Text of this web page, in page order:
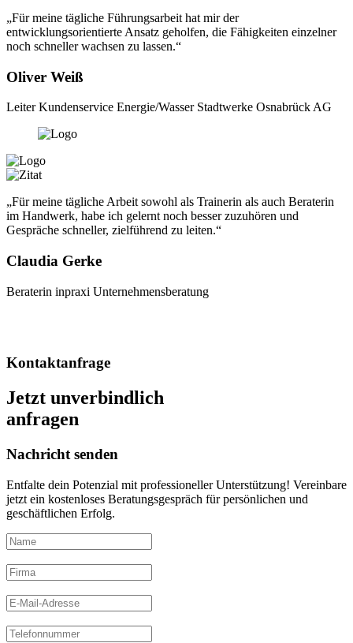
„Für meine tägliche Führungsarbeit hat mir der
entwicklungsorientierte Ansatz geholfen, die Fähigkeiten einzelner
noch schneller wachsen zu lassen.“
Oliver Weiß
Leiter Kundenservice Energie/Wasser Stadtwerke Osnabrück AG
„Für meine tägliche Arbeit sowohl als Trainerin als auch Beraterin
im Handwerk, habe ich gelernt noch besser zuzuhören und
Gespräche schneller, zielführend zu leiten.“
Claudia Gerke
Beraterin inpraxi Unternehmensberatung
Kontaktanfrage
Jetzt unverbindlich
anfragen
Nachricht senden
Entfalte dein Potenzial mit professioneller Unterstützung! Vereinbare
jetzt ein kostenloses Beratungsgespräch für persönlichen und
geschäftlichen Erfolg.